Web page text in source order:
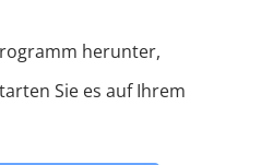
herunter,
Sie es auf Ihrem